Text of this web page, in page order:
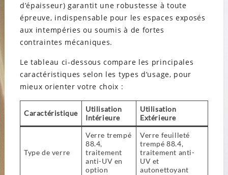
d’épaisseur) garantit une robustesse à toute
épreuve, indispensable pour les espaces exposés
aux intempéries ou soumis à de fortes
contraintes mécaniques.
Le tableau ci-dessous compare les principales
caractéristiques selon les types d’usage, pour
mieux orienter votre choix :
Caractéristique
Utilisation
Intérieure
Utilisation
Extérieure
Type de verre
Verre trempé
88.4,
traitement
anti-UV en
option
Verre feuilleté
trempé 88.4,
traitement anti-
UV et
autonettoyant